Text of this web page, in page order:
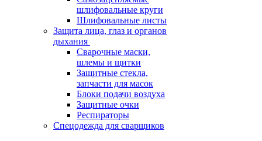
шлифовальные круги
Шлифовальные листы
Защита лица, глаз и органов
дыхания
Сварочные маски,
шлемы и щитки
Защитные стекла,
запчасти для масок
Блоки подачи воздуха
Защитные очки
Респираторы
Спецодежда для сварщиков